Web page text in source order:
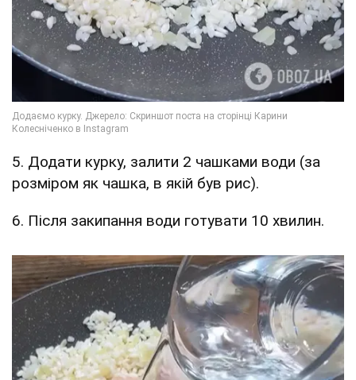
5. Додати курку, залити 2 чашками води (за
розміром як чашка, в якій був рис).
6. Після закипання води готувати 10 хвилин.